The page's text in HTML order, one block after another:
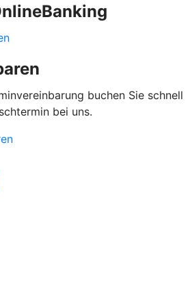
buchen Sie schnell
bei uns.